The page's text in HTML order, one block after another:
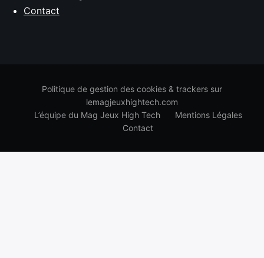
Contact
Politique de gestion des cookies & trackers sur
lemagjeuxhightech.com
L’équipe du Mag Jeux High Tech
Mentions Légales
Contact